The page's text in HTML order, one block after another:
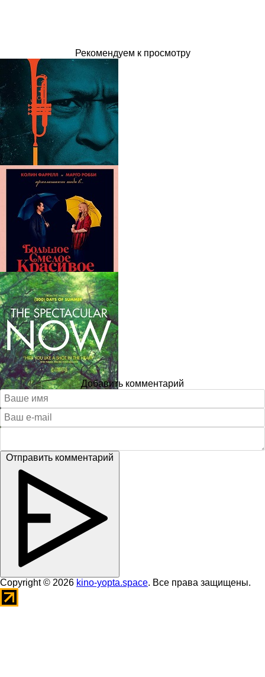
Рекомендуем к просмотру
Добавить комментарий
Отправить комментарий
Copyright © 2026 kino-yopta.space. Все права защищены.